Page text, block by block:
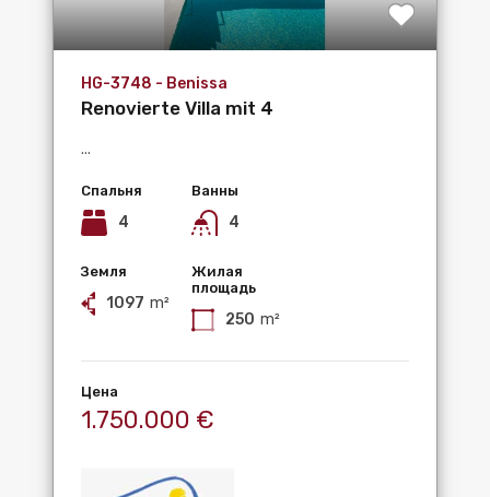
HG-3748 - Benissa
Renovierte Villa mit 4
...
Спальня
4
Ванны
4
Земля
1097 m²
Жилая
площадь
250 m²
Цена
1.750.000 €